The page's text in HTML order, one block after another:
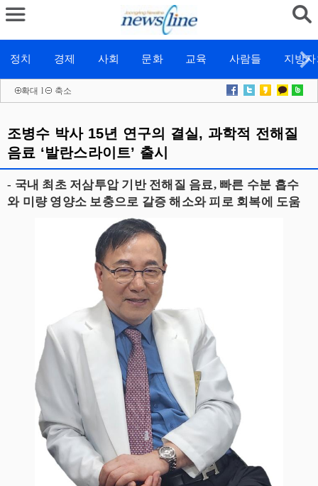
정치 경제 사회 문화 교육 사람들 지방
확대 l 축소
조병수 박사 15년 연구의 결실, 과학적 전해질
음료 ‘발란스라이트’ 출시
- 국내 최초 저삼투압 기반 전해질 음료, 빠른 수분 흡수
와 미량 영양소 보충으로 갈증 해소와 피로 회복에 도움